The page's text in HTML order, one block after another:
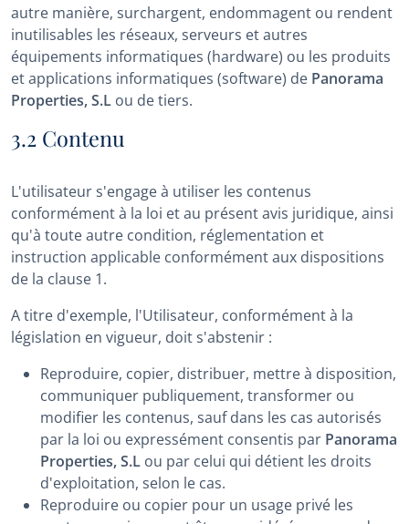
autre manière, surchargent, endommagent ou rendent
inutilisables les réseaux, serveurs et autres
équipements informatiques (hardware) ou les produits
et applications informatiques (software) de Panorama
Properties, S.L ou de tiers.
3.2 Contenu
L'utilisateur s'engage à utiliser les contenus
conformément à la loi et au présent avis juridique, ainsi
qu'à toute autre condition, réglementation et
instruction applicable conformément aux dispositions
de la clause 1.
A titre d'exemple, l'Utilisateur, conformément à la
législation en vigueur, doit s'abstenir :
Reproduire, copier, distribuer, mettre à disposition,
communiquer publiquement, transformer ou
modifier les contenus, sauf dans les cas autorisés
par la loi ou expressément consentis par Panorama
Properties, S.L ou par celui qui détient les droits
d'exploitation, selon le cas.
Reproduire ou copier pour un usage privé les